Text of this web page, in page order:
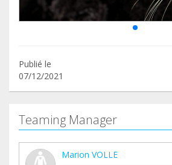
Publié le
07/12/2021
Teaming Manager
Marion VOLLE